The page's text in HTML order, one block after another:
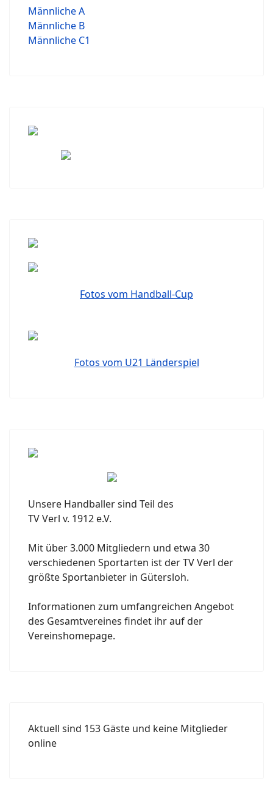
Männliche A
Männliche B
Männliche C1
Fotos vom Handball-Cup
Fotos vom U21 Länderspiel
Unsere Handballer sind Teil des
TV Verl v. 1912 e.V.
Mit über 3.000 Mitgliedern und etwa 30
verschiedenen Sportarten ist der TV Verl der
größte Sportanbieter in Gütersloh.
Informationen zum umfangreichen Angebot
des Gesamtvereines findet ihr auf der
Vereinshomepage.
Aktuell sind 153 Gäste und keine Mitglieder
online